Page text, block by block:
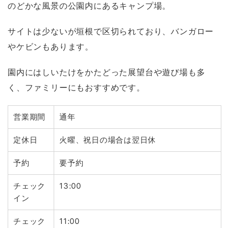
のどかな風景の公園内にあるキャンプ場。
サイトは少ないが垣根で区切られており、バンガロー
やケビンもあります。
園内にはしいたけをかたどった展望台や遊び場も多
く、ファミリーにもおすすめです。
営業期間 通年
定休日 火曜、祝日の場合は翌日休
予約 要予約
チェック
イン
13:00
チェック
11:00